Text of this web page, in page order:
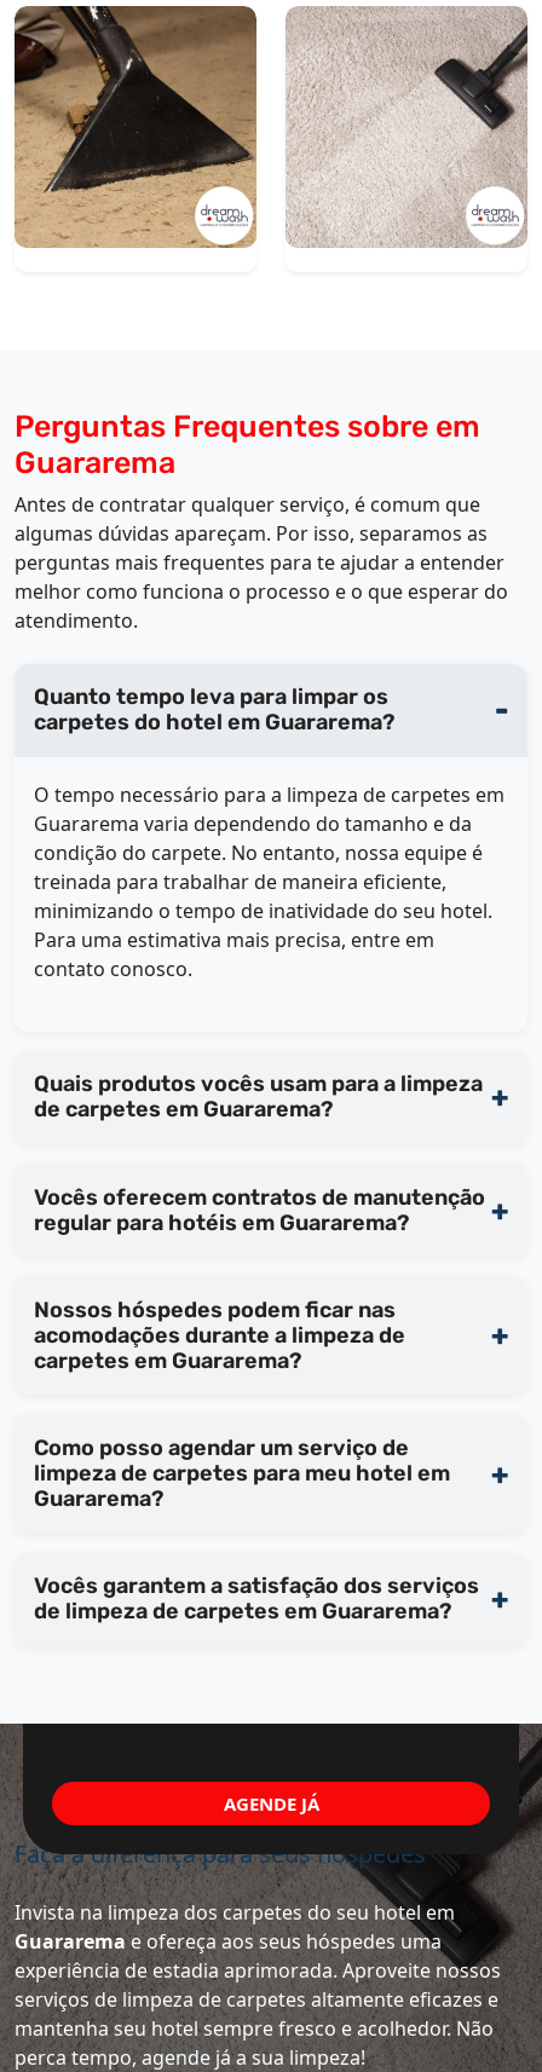
Perguntas Frequentes sobre em
Guararema
Antes de contratar qualquer serviço, é comum que
algumas dúvidas apareçam. Por isso, separamos as
perguntas mais frequentes para te ajudar a entender
melhor como funciona o processo e o que esperar do
atendimento.
Quanto tempo leva para limpar os
carpetes do hotel em Guararema?
O tempo necessário para a limpeza de carpetes em
Guararema varia dependendo do tamanho e da
condição do carpete. No entanto, nossa equipe é
treinada para trabalhar de maneira eficiente,
minimizando o tempo de inatividade do seu hotel.
Para uma estimativa mais precisa, entre em
contato conosco.
Quais produtos vocês usam para a limpeza
de carpetes em Guararema?
Vocês oferecem contratos de manutenção
regular para hotéis em Guararema?
Nossos hóspedes podem ficar nas
acomodações durante a limpeza de
carpetes em Guararema?
Como posso agendar um serviço de
limpeza de carpetes para meu hotel em
Guararema?
Vocês garantem a satisfação dos serviços
de limpeza de carpetes em Guararema?
Faça a diferença para seus hóspedes
Invista na limpeza dos carpetes do seu hotel em
Guararemae ofereça aos seus hóspedes uma
experiência de estadia aprimorada. Aproveite nossos
serviços de limpeza de carpetes altamente eficazes e
mantenha seu hotel sempre fresco e acolhedor. Não
perca tempo, agende já a sua limpeza!
AGENDE JÁ